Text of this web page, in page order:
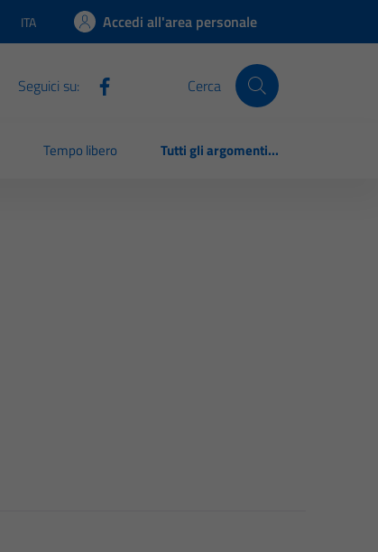
Lingua attiva:
ITA Accedi all'area personale
Seguici su: Cerca
Tempo libero Tutti gli argomenti...